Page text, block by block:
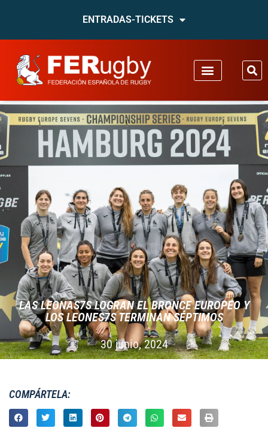
ENTRADAS-TICKETS
LAS LEONAS7S LOGRAN EL BRONCE EUROPEO Y
LOS LEONES7S TERMINAN SÉPTIMOS
30 junio, 2024
COMPÁRTELA: